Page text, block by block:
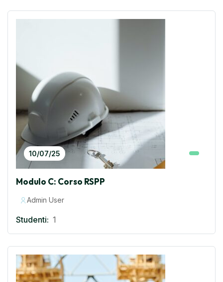
10/07/25
Modulo C: Corso RSPP
Admin User
Studenti: 1